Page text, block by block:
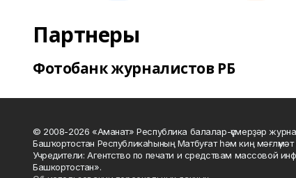
Партнеры
Фотобанк журналистов РБ
© 2008-2026 «Аманат» Республика балалар-үҫмерҙәр
Башҡортостан Республикаһының Матбуғат һәм киң
Учредители: Агентство по печати и средствам массовой
Башкортостан».